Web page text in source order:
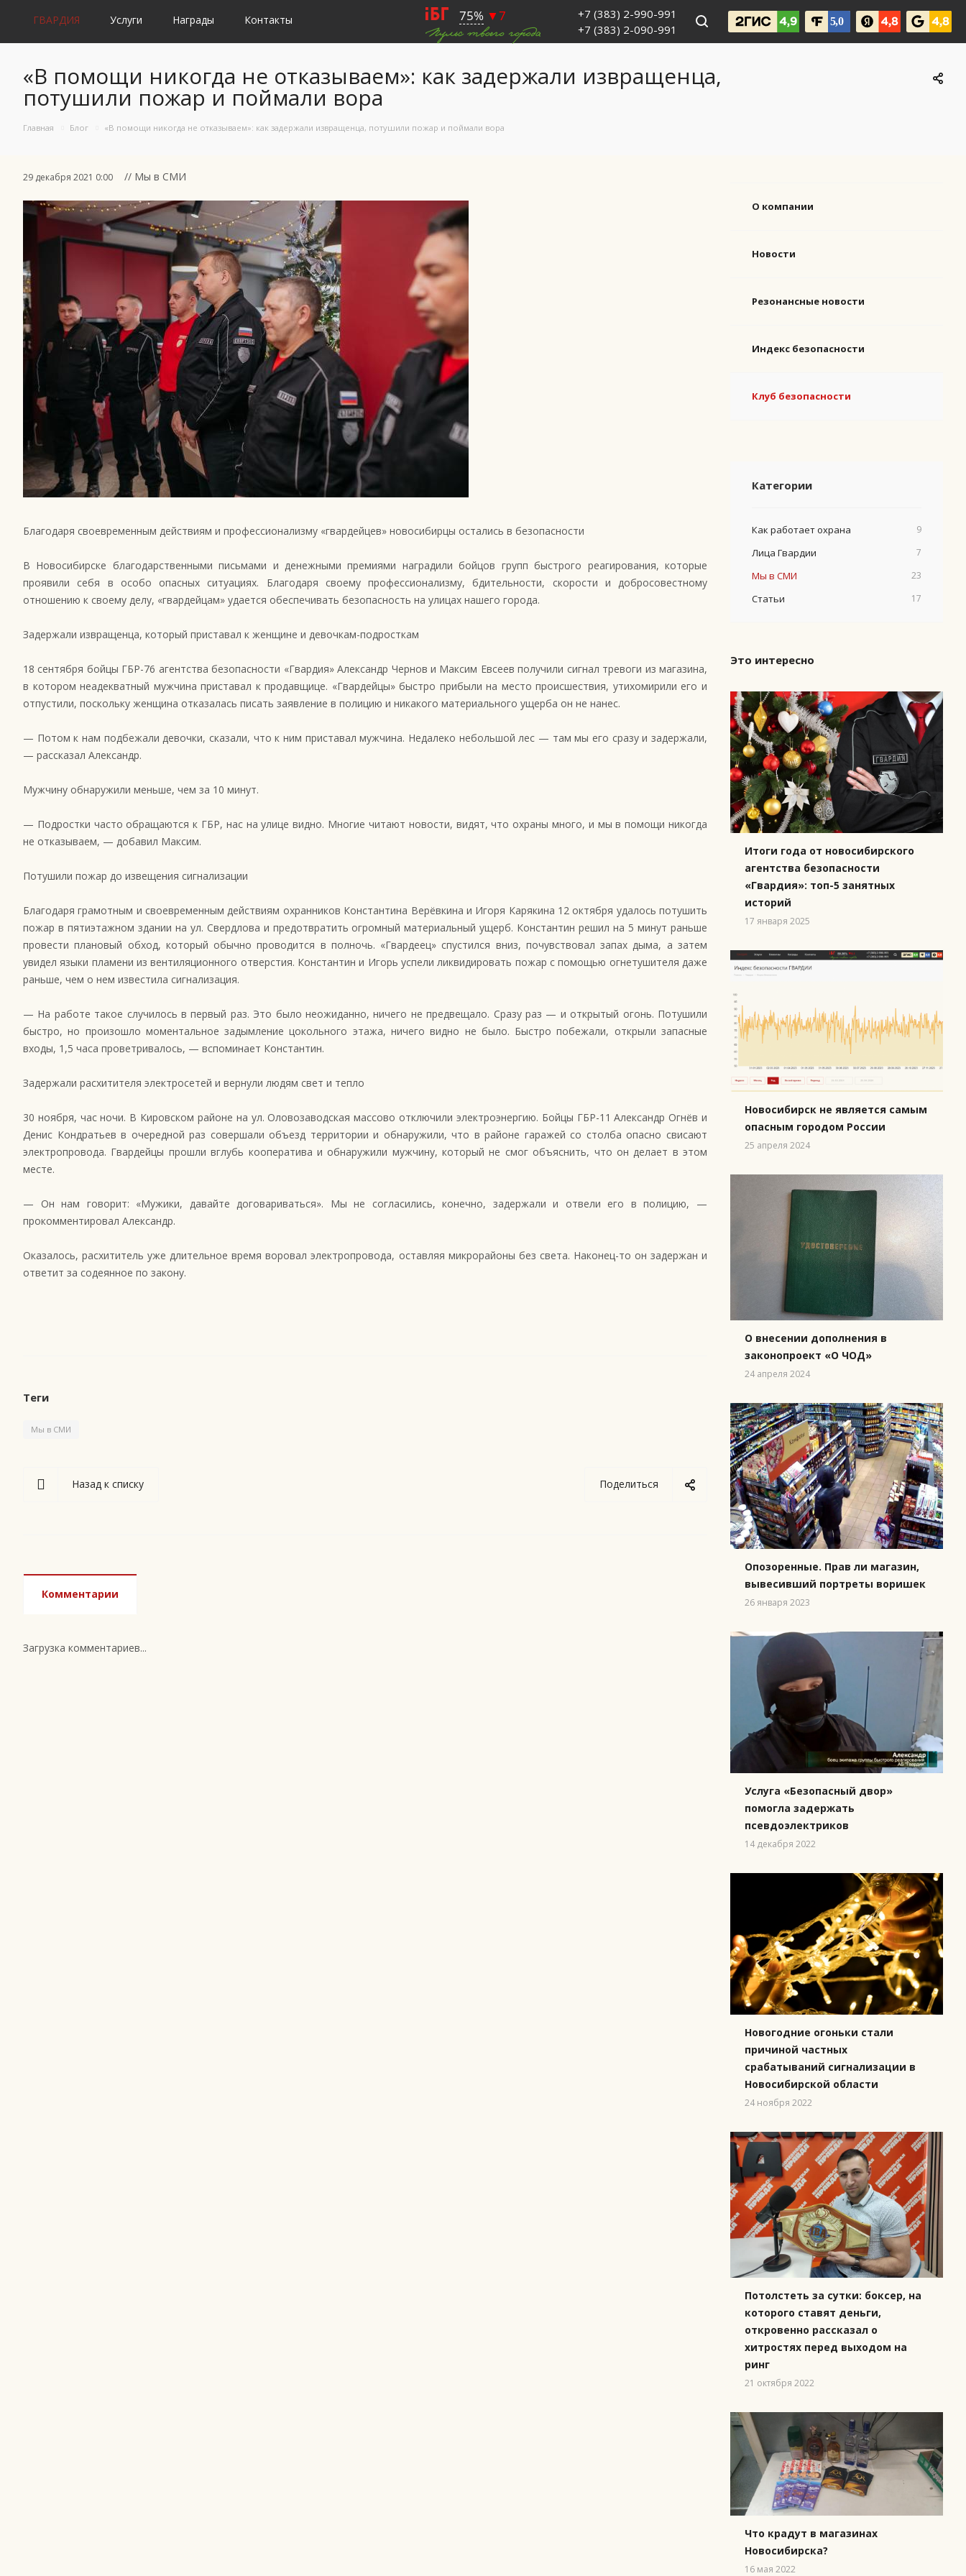
ГВАРДИЯ Услуги Награды Контакты
+7 (383) 2-990-991
+7 (383) 2-090-991
«В помощи никогда не отказываем»: как задержали извращенца,
потушили пожар и поймали вора
Главная Блог «В помощи никогда не отказываем»: как задержали извращенца, потушили пожар и поймали вора
29 декабря 2021 0:00 // Мы в СМИ
Благодаря своевременным действиям и профессионализму «гвардейцев» новосибирцы остались в безопасности
В Новосибирске благодарственными письмами и денежными премиями наградили бойцов групп быстрого реагирования, которые
проявили себя в особо опасных ситуациях. Благодаря своему профессионализму, бдительности, скорости и добросовестному
отношению к своему делу, «гвардейцам» удается обеспечивать безопасность на улицах нашего города.
Задержали извращенца, который приставал к женщине и девочкам-подросткам
18 сентября бойцы ГБР-76 агентства безопасности «Гвардия» Александр Чернов и Максим Евсеев получили сигнал тревоги из магазина,
в котором неадекватный мужчина приставал к продавщице. «Гвардейцы» быстро прибыли на место происшествия, утихомирили его и
отпустили, поскольку женщина отказалась писать заявление в полицию и никакого материального ущерба он не нанес.
— Потом к нам подбежали девочки, сказали, что к ним приставал мужчина. Недалеко небольшой лес — там мы его сразу и задержали,
— рассказал Александр.
Мужчину обнаружили меньше, чем за 10 минут.
— Подростки часто обращаются к ГБР, нас на улице видно. Многие читают новости, видят, что охраны много, и мы в помощи никогда
не отказываем, — добавил Максим.
Потушили пожар до извещения сигнализации
Благодаря грамотным и своевременным действиям охранников Константина Верёвкина и Игоря Карякина 12 октября удалось потушить
пожар в пятиэтажном здании на ул. Свердлова и предотвратить огромный материальный ущерб. Константин решил на 5 минут раньше
провести плановый обход, который обычно проводится в полночь. «Гвардеец» спустился вниз, почувствовал запах дыма, а затем
увидел языки пламени из вентиляционного отверстия. Константин и Игорь успели ликвидировать пожар с помощью огнетушителя даже
раньше, чем о нем известила сигнализация.
— На работе такое случилось в первый раз. Это было неожиданно, ничего не предвещало. Сразу раз — и открытый огонь. Потушили
быстро, но произошло моментальное задымление цокольного этажа, ничего видно не было. Быстро побежали, открыли запасные
входы, 1,5 часа проветривалось, — вспоминает Константин.
Задержали расхитителя электросетей и вернули людям свет и тепло
30 ноября, час ночи. В Кировском районе на ул. Оловозаводская массово отключили электроэнергию. Бойцы ГБР-11 Александр Огнёв и
Денис Кондратьев в очередной раз совершали объезд территории и обнаружили, что в районе гаражей со столба опасно свисают
электропровода. Гвардейцы прошли вглубь кооператива и обнаружили мужчину, который не смог объяснить, что он делает в этом
месте.
— Он нам говорит: «Мужики, давайте договариваться». Мы не согласились, конечно, задержали и отвели его в полицию, —
прокомментировал Александр.
Оказалось, расхититель уже длительное время воровал электропровода, оставляя микрорайоны без света. Наконец-то он задержан и
ответит за содеянное по закону.
Теги
Мы в СМИ
Поделиться
Назад к списку
Комментарии
Загрузка комментариев...
О компании
Новости
Резонансные новости
Индекс безопасности
Клуб безопасности
Категории
Как работает охрана 9
Лица Гвардии 7
Мы в СМИ 23
Статьи 17
Это интересно
Итоги года от новосибирского
агентства безопасности
«Гвардия»: топ-5 занятных
историй
17 января 2025
Новосибирск не является самым
опасным городом России
25 апреля 2024
О внесении дополнения в
законопроект «О ЧОД»
24 апреля 2024
Опозоренные. Прав ли магазин,
вывесивший портреты воришек
26 января 2023
Услуга «Безопасный двор»
помогла задержать
псевдоэлектриков
14 декабря 2022
Новогодние огоньки стали
причиной частных
срабатываний сигнализации в
Новосибирской области
24 ноября 2022
Потолстеть за сутки: боксер, на
которого ставят деньги,
откровенно рассказал о
хитростях перед выходом на
ринг
21 октября 2022
Что крадут в магазинах
Новосибирска?
16 мая 2022